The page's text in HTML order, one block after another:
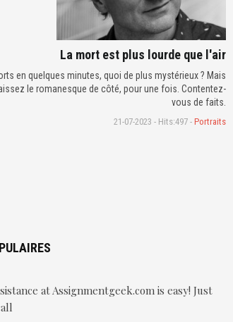
La mort est plus lourde que l'air
en quelques minutes, quoi de plus mystérieux ? Mais
le romanesque de côté, pour une fois. Contentez-
vous de faits.
21-07-2023 - Hits:497 - Portraits
at Assignmentgeek.com is easy! Just